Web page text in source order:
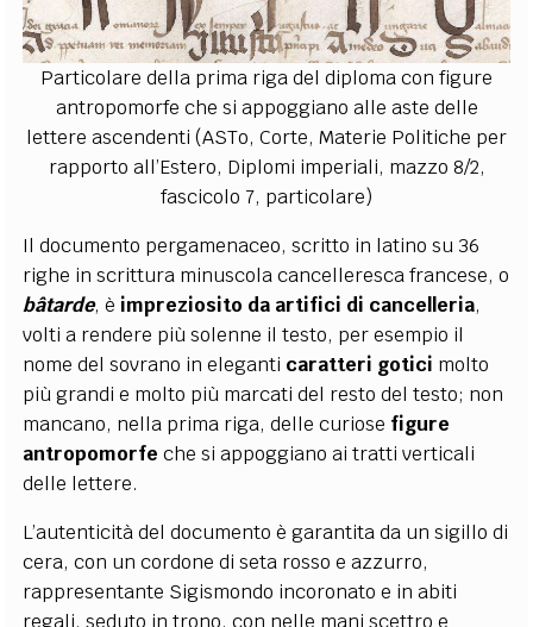
Particolare della prima riga del diploma con figure
antropomorfe che si appoggiano alle aste delle
lettere ascendenti (ASTo, Corte, Materie Politiche per
rapporto all’Estero, Diplomi imperiali, mazzo 8/2,
fascicolo 7, particolare)
Il documento pergamenaceo, scritto in latino su 36
righe in scrittura minuscola cancelleresca francese, o
bâtarde, è impreziosito da artifici di cancelleria,
volti a rendere più solenne il testo, per esempio il
nome del sovrano in eleganti caratteri gotici molto
più grandi e molto più marcati del resto del testo; non
mancano, nella prima riga, delle curiose figure
antropomorfe che si appoggiano ai tratti verticali
delle lettere.
L’autenticità del documento è garantita da un sigillo di
cera, con un cordone di seta rosso e azzurro,
rappresentante Sigismondo incoronato e in abiti
regali, seduto in trono, con nelle mani scettro e